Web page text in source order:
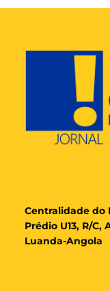
Centralidade do
Prédio U13, R/C,
Luanda-Angola